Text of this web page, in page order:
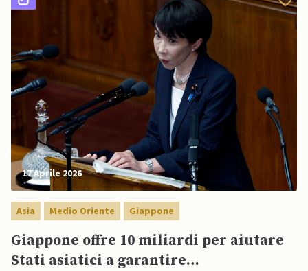
17 Aprile 2026
Asia Medio Oriente Giappone
Giappone offre 10 miliardi per aiutare
Stati asiatici a garantire